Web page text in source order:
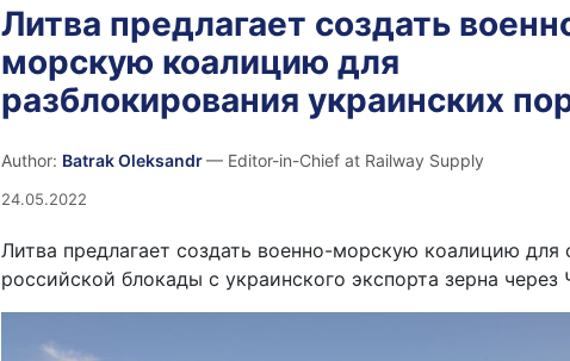
Литва предлагает создать
морскую коалицию для
разблокирования украинских
Author: Batrak Oleksandr— Editor-in-Chief at Railway Supply
24.05.2022
Литва предлагает создать военно-морскую коалицию для
российской блокады с украинского экспорта зерна через